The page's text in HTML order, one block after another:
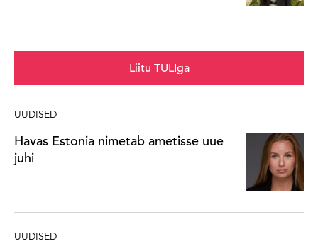
Liitu TULIga
UUDISED
Havas Estonia nimetab ametisse uue
juhi
UUDISED